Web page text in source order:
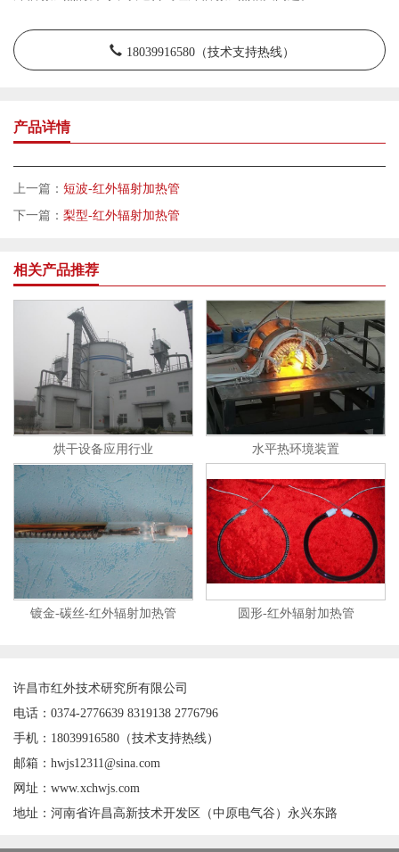
18039916580（技术支持热线）
产品详情
上一篇： 短波-红外辐射加热管
下一篇： 梨型-红外辐射加热管
相关产品推荐
烘干设备应用行业 水平热环境装置
镀金-碳丝-红外辐射加热管 圆形-红外辐射加热管
许昌市红外技术研究所有限公司
电话：0374-2776639 8319138 2776796
手机：18039916580（技术支持热线）
邮箱：hwjs12311@sina.com
网址：www.xchwjs.com
地址：河南省许昌高新技术开发区（中原电气谷）永兴东路